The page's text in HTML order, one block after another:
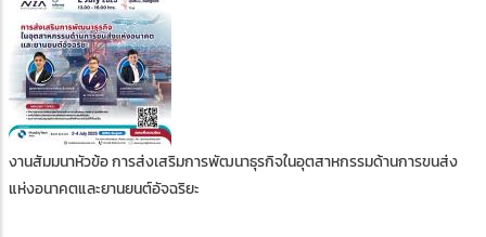
งานสัมมนาหัวข้อ การส่งเสริมการพัฒนาธุรกิจในอุตสาหกรรมด้านการขนส่ง
แห่งอนาคตและยานยนต์อัจฉริยะ